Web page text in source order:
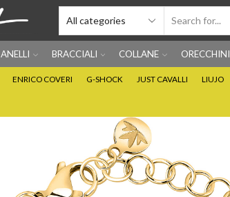
ANELLI BRACCIALI COLLANE ORECCHINI
ENRICO COVERI G-SHOCK JUST CAVALLI LIUJO